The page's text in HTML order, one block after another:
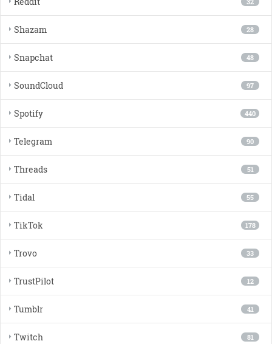
28
Shazam
48
Snapchat
97
SoundCloud
440
Spotify
90
Telegram
51
Threads
55
Tidal
178
TikTok
33
Trovo
12
TrustPilot
41
Tumblr
81
Twitch